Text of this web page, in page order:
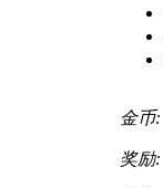
金币:
奖励: